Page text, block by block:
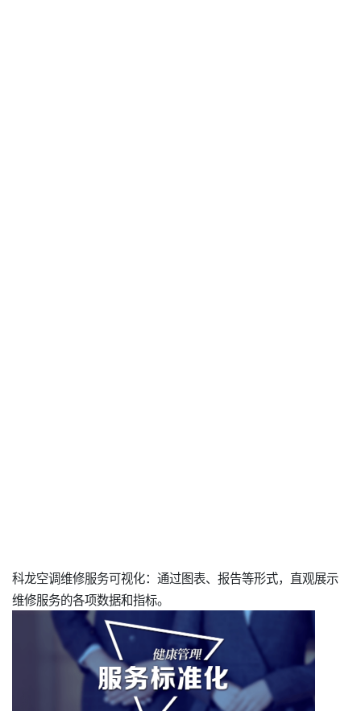
科龙空调维修服务可视化：通过图表、报告等形式，直观展示
维修服务的各项数据和指标。